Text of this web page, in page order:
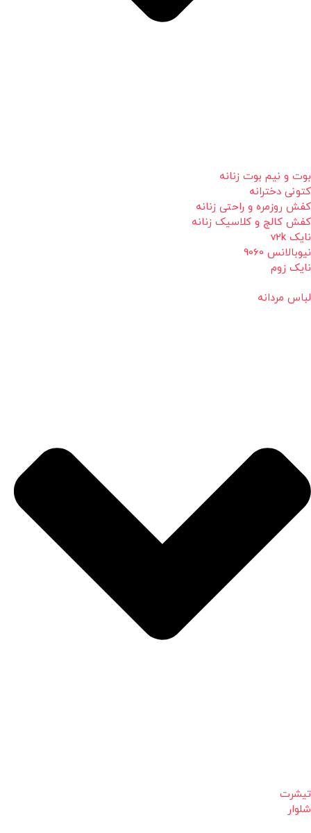
بوت و نیم بوت زنانه
کتونی دخترانه
کفش روزمره و راحتی زنانه
کفش کالج و کلاسیک زنانه
نایک v2k
نیوبالانس 9060
نایک زوم
لباس مردانه
تیشرت
شلوار